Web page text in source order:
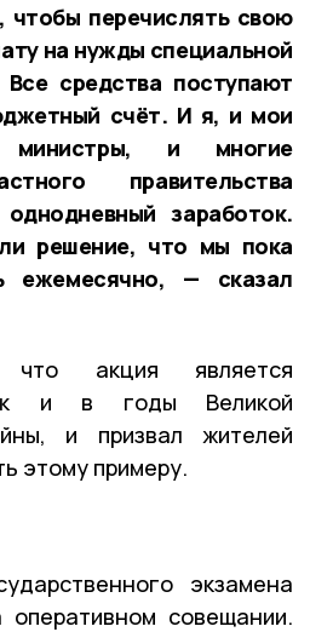
чтобы перечислять свою
на нужды специальной
средства поступают
счёт. И я, и мои
министры, и многие
правительства
заработок.
решение, что мы пока
ежемесячно, — сказал
акция является
и в годы Великой
и призвал жителей
этому примеру.
экзамена
оперативном совещании.